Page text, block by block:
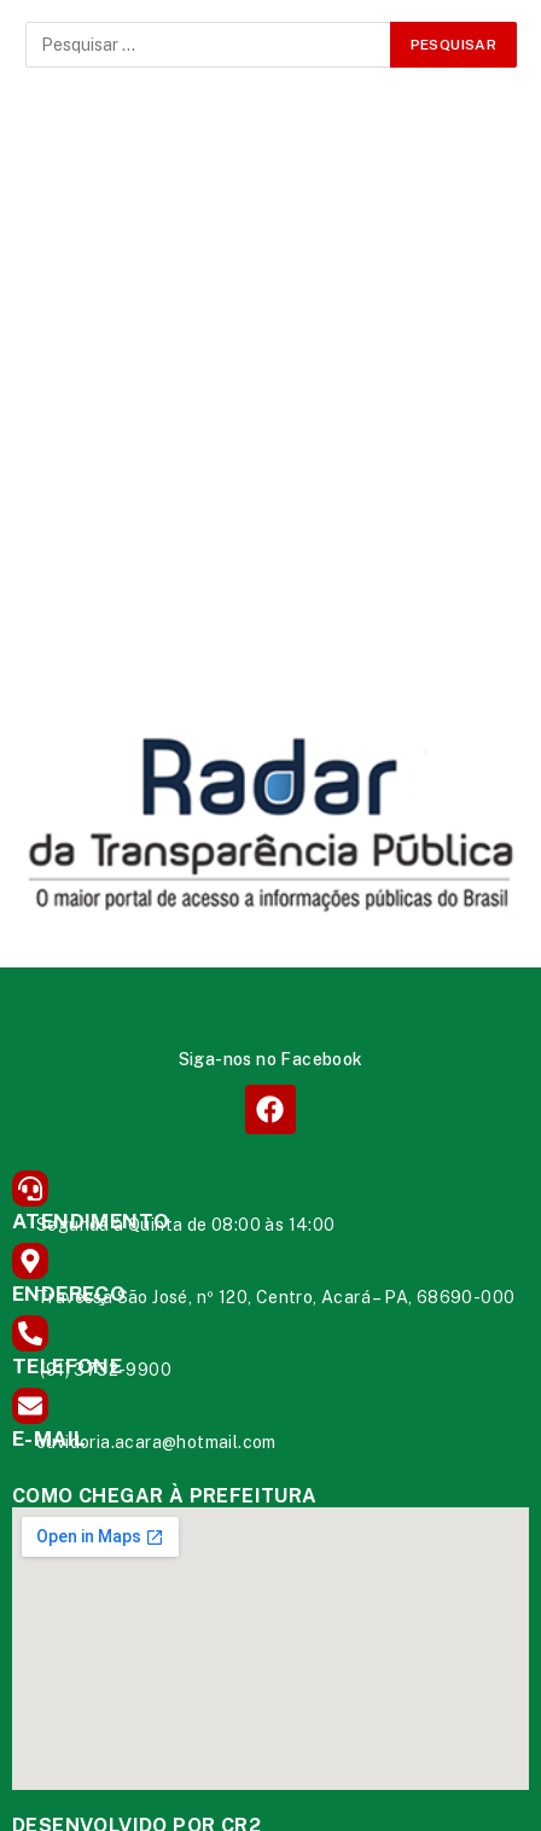
Siga-nos no Facebook
ATENDIMENTO
Segunda à Quinta de 08:00 às 14:00
ENDEREÇO
Travessa São José, nº 120, Centro, Acará – PA, 68690-000
TELEFONE
(91) 3732-9900
E-MAIL
ouvidoria.acara@hotmail.com
COMO CHEGAR À PREFEITURA
DESENVOLVIDO POR CR2